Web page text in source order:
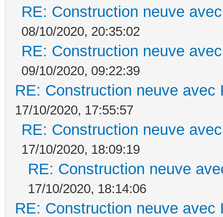
RE: Construction neuve
08/10/2020, 20:35:02
RE: Construction neuve
09/10/2020, 09:22:39
RE: Construction neuve avec
17/10/2020, 17:55:57
RE: Construction neuve
17/10/2020, 18:09:19
RE: Construction neuve
17/10/2020, 18:14:06
RE: Construction neuve avec